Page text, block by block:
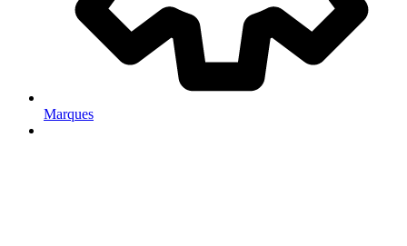
Marques